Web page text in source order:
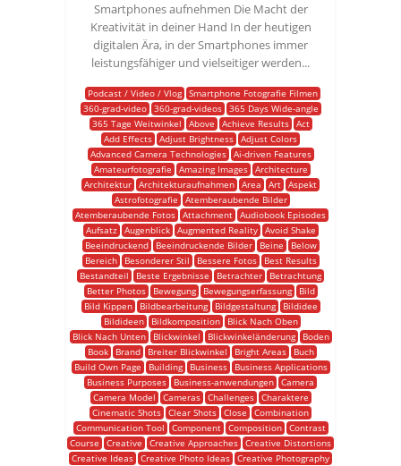
Smartphones aufnehmen Die Macht der
Kreativität in deiner Hand In der heutigen
digitalen Ära, in der Smartphones immer
leistungsfähiger und vielseitiger werden...
Podcast / Video / Vlog Smartphone Fotografie Filmen
360-grad-video
360-grad-videos
365 Days Wide-angle
365 Tage Weitwinkel
Above Achieve Results
Act
Add Effects Adjust Brightness Adjust Colors
Advanced Camera Technologies
Ai-driven Features
Amateurfotografie
Amazing Images
Architecture
Architektur Architekturaufnahmen Area Art Aspekt
Astrofotografie
Atemberaubende Bilder
Atemberaubende Fotos Attachment Audiobook Episodes
Aufsatz
Augenblick Augmented Reality
Avoid Shake
Beeindruckend
Beeindruckende Bilder Beine
Below
Bereich
Besonderer Stil Bessere Fotos
Best Results
Bestandteil
Beste Ergebnisse Betrachter
Betrachtung
Better Photos
Bewegung Bewegungserfassung
Bild
Bild Kippen
Bildbearbeitung Bildgestaltung
Bildidee
Bildideen
Bildkomposition
Blick Nach Oben
Blick Nach Unten
Blickwinkel Blickwinkeländerung
Boden
Book
Brand Breiter Blickwinkel Bright Areas
Buch
Build Own Page
Building Business
Business Applications
Business Purposes
Business-anwendungen Camera
Camera Model
Cameras Challenges
Charaktere
Cinematic Shots Clear Shots Close
Combination
Communication Tool
Component Composition
Contrast
Course
Creative Creative Approaches Creative Distortions
Creative Ideas Creative Photo Ideas Creative Photography